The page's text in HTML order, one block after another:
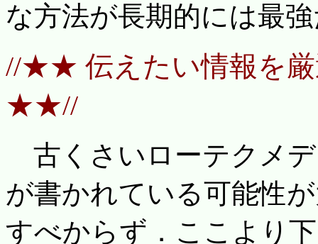
な方法が長期的には最
//★★ 伝えたい情報を厳
★★//
古くさいローテクメ
が書かれている可能性
すべからず．ここより